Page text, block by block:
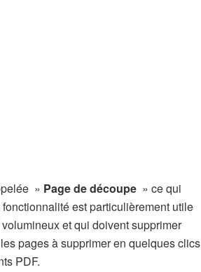
» Page de découpe » ce qui
fonctionnalité est particulièrement utile
et qui doivent supprimer
pages à supprimer en quelques clics
PDF.